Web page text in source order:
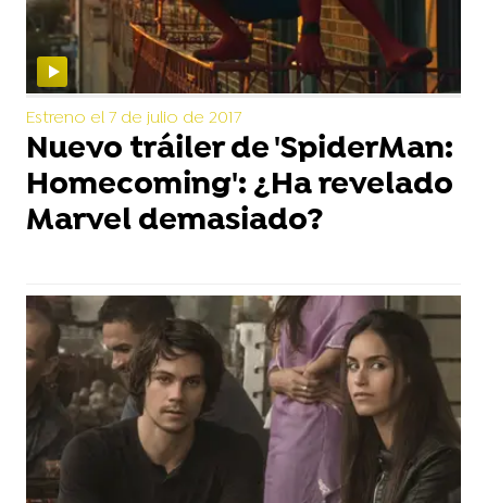
Estreno el 7 de julio de 2017
Nuevo tráiler de 'SpiderMan:
Homecoming': ¿Ha revelado
Marvel demasiado?